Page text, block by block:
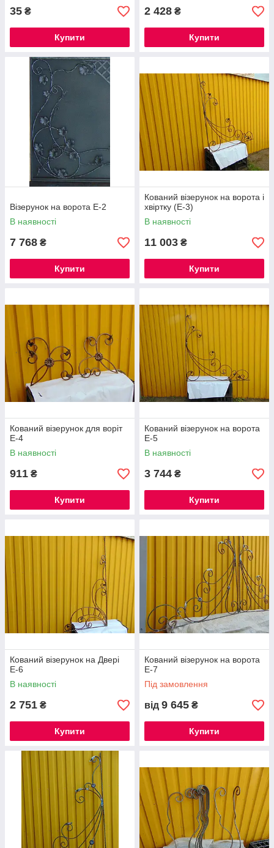
35 ₴
Купити
2 428 ₴
Купити
Візерунок на ворота Е-2
В наявності
7 768 ₴
Купити
Кований візерунок на ворота і
хвіртку (Е-3)
В наявності
11 003 ₴
Купити
Кований візерунок для воріт
Е-4
В наявності
911 ₴
Купити
Кований візерунок на ворота
Е-5
В наявності
3 744 ₴
Купити
Кований візерунок на Двері
Е-6
В наявності
2 751 ₴
Купити
Кований візерунок на ворота
Е-7
Під замовлення
від 9 645 ₴
Купити